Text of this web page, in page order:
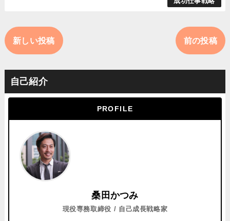
新しい投稿 前の投稿
自己紹介
PROFILE
桑田かつみ
現役専務取締役 / 自己成長戦略家